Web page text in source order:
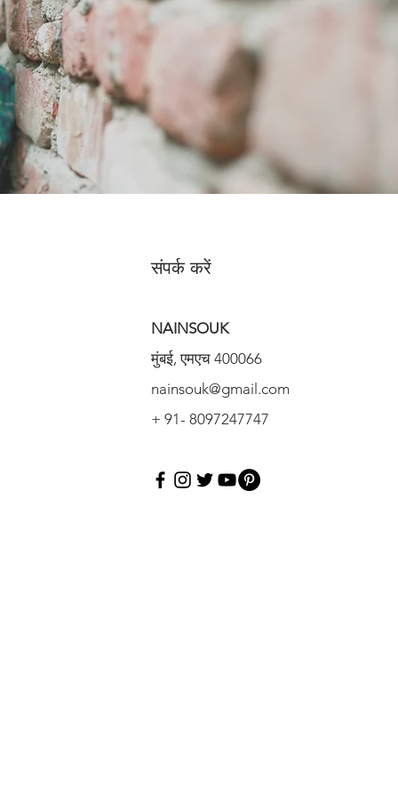
संपर्क करें
NAINSOUK
मुंबई, एमएच 400066
nainsouk@gmail.com
+ 91- 8097247747